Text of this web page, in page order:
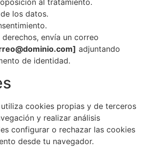
al tratamiento.
los datos.
envía un correo
] adjuntando
de identidad.
cookies propias y de terceros
y realizar análisis
configurar o rechazar las cookies
desde tu navegador.